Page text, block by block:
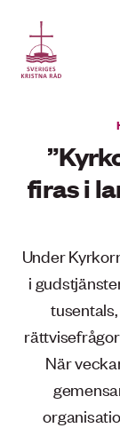
innehåll
efter?
firas i
Under
i
När